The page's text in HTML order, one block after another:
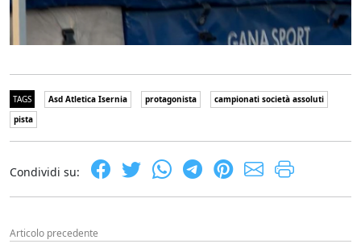
TAGS Asd Atletica Isernia protagonista
campionati società assoluti
pista
Condividi su:
Articolo precedente